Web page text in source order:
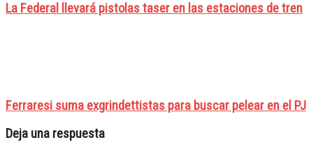
La Federal llevará pistolas taser en las estaciones de tren
Ferraresi suma exgrindettistas para buscar pelear en el PJ
Deja una respuesta